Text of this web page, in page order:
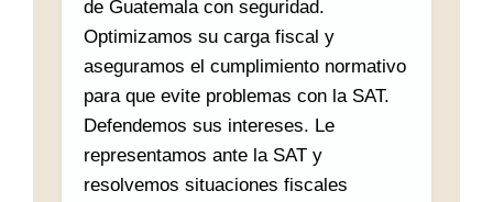
de Guatemala con seguridad.
Optimizamos su carga fiscal y
aseguramos el cumplimiento normativo
para que evite problemas con la SAT.
Defendemos sus intereses. Le
representamos ante la SAT y
resolvemos situaciones fiscales